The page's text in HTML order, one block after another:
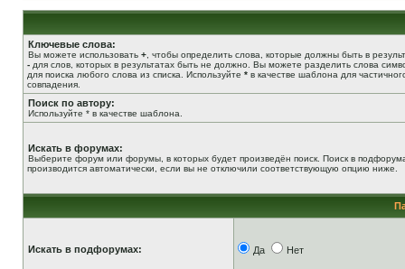
Ключевые слова:
Вы можете использовать + , чтобы определить слова, которые должны быть в
- для слов, которых в результатах быть не должно. Вы можете разделить слова
для поиска любого слова из списка. Используйте * в качестве шаблона для
совпадения.
Поиск по автору:
Используйте * в качестве шаблона.
Искать в форумах:
Выберите форум или форумы, в которых будет произведён поиск. Поиск в
производится автоматически, если вы не отключили соответствующую опцию ниже.
Искать в подфорумах: Да Нет